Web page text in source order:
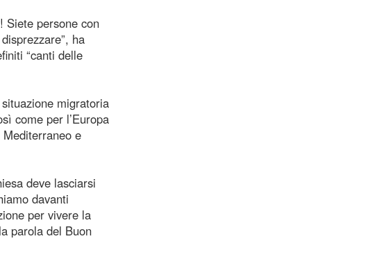
Siete persone con
ha
“canti delle
migratoria
come per l’Europa
e
deve lasciarsi
davanti
per vivere la
parola del Buon